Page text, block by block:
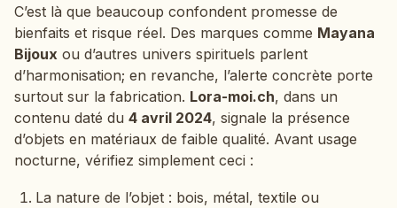
C’est là que beaucoup confondent promesse de
bienfaits et risque réel. Des marques comme Mayana
Bijoux ou d’autres univers spirituels parlent
d’harmonisation; en revanche, l’alerte concrète porte
surtout sur la fabrication. Lora-moi.ch, dans un
contenu daté du 4 avril 2024, signale la présence
d’objets en matériaux de faible qualité. Avant usage
nocturne, vérifiez simplement ceci :
La nature de l’objet : bois, métal, textile ou